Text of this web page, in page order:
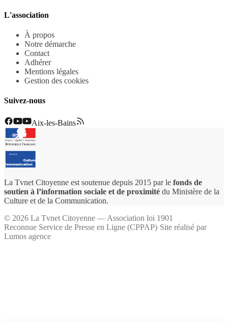
L'association
À propos
Notre démarche
Contact
Adhérer
Mentions légales
Gestion des cookies
Suivez-nous
Aix-les-Bains
La Tvnet Citoyenne est soutenue depuis 2015 par le fonds de
soutien à l’information sociale et de proximité du Ministère de la
Culture et de la Communication.
© 2026 La Tvnet Citoyenne — Association loi 1901
Reconnue Service de Presse en Ligne (CPPAP)·Site réalisé par
Lumos agence